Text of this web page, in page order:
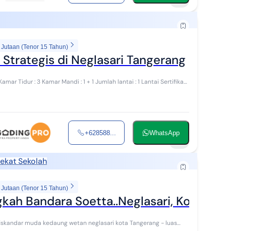
Jutaan (Tenor 15 Tahun)
Strategis di Neglasari Tangerang
Tidur : 3 Kamar Mandi : 1 + 1 Jumlah lantai : 1 Lantai Sertifikat :
+628588... WhatsApp
Sekolah
Jutaan (Tenor 15 Tahun)
Bandara Soetta..Neglasari, Kota Tangerang..
muda kedaung wetan neglasari kota Tangerang - luas